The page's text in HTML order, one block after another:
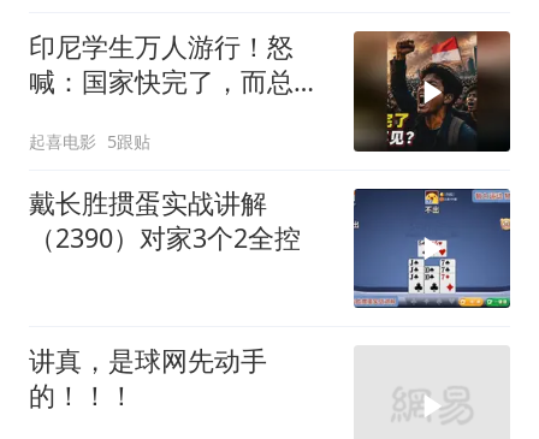
印尼学生万人游行！怒
喊：国家快完了，而总统
起喜电影 5跟贴
戴长胜掼蛋实战讲解
（2390）对家3个2全控
讲真，是球网先动手
的！！！